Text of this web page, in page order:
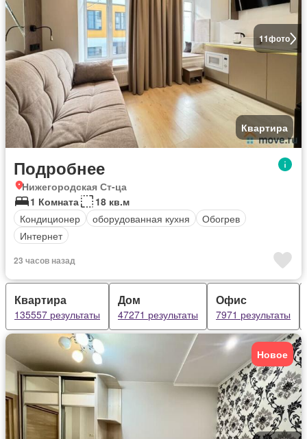
11фото
Квартира
Подробнее
Нижегородская Ст-ца
1 Комната
18 кв.м
Кондиционер
оборудованная кухня
Обогрев
Интернет
23 часов назад
Квартира
135557 результаты
Дом
47271 результаты
Офис
7971 результаты
Новое